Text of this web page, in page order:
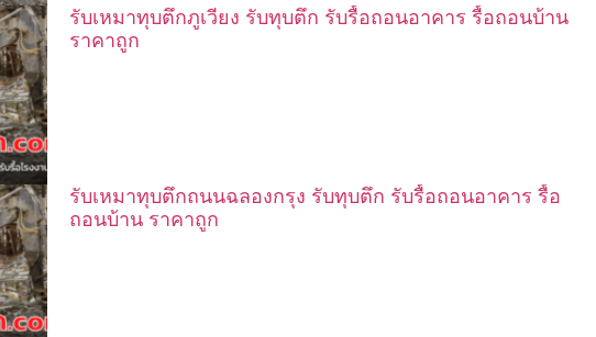
รับเหมาทุบตึกภูเวียง รับทุบตึก รับรื้อถอนอาคาร รื้อถอนบ้าน
ราคาถูก
รับเหมาทุบตึกถนนฉลองกรุง รับทุบตึก รับรื้อถอนอาคาร รื้อ
ถอนบ้าน ราคาถูก